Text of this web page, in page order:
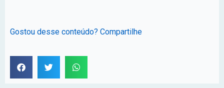
Gostou desse conteúdo? Compartilhe